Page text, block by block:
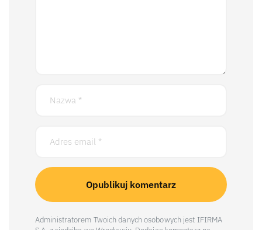
Administratorem Twoich danych osobowych jest IFIRMA